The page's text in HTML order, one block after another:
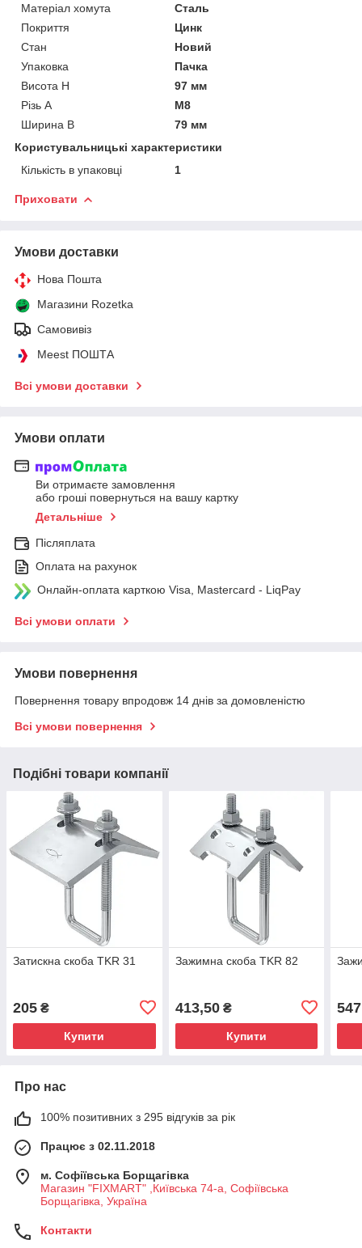
Матеріал хомута
Сталь
Покриття
Цинк
Стан
Новий
Упаковка
Пачка
Висота H
97 мм
Різь A
M8
Ширина B
79 мм
Користувальницькі характеристики
Кількість в упаковці
1
Приховати
Умови доставки
Нова Пошта
Магазини Rozetka
Самовивіз
Meest ПОШТА
Всі умови доставки
Умови оплати
Ви отримаєте замовлення
або гроші повернуться на вашу картку
Детальніше
Післяплата
Оплата на рахунок
Онлайн-оплата карткою Visa, Mastercard - LiqPay
Всі умови оплати
Умови повернення
Повернення товару впродовж 14 днів за домовленістю
Всі умови повернення
Подібні товари компанії
Затискна скоба TKR 31
205 ₴
Купити
Зажимна скоба TKR 82
413,50₴
Купити
547
Про нас
100% позитивних з 295 відгуків за рік
Працює з 02.11.2018
м. Софіївська Борщагівка
Магазин "FIXMART" ,Київська 74-a, Софіївська
Борщагівка, Україна
Контакти